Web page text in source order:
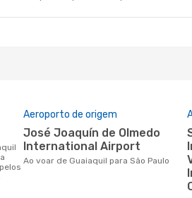
Aeroporto de origem
José Joaquín de Olmedo
International Airport
Ao voar de Guaiaquil para São Paulo
Sao